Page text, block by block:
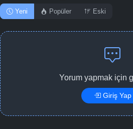
Yeni Popüler Eski
Yorum yapmak için
Giriş Yap